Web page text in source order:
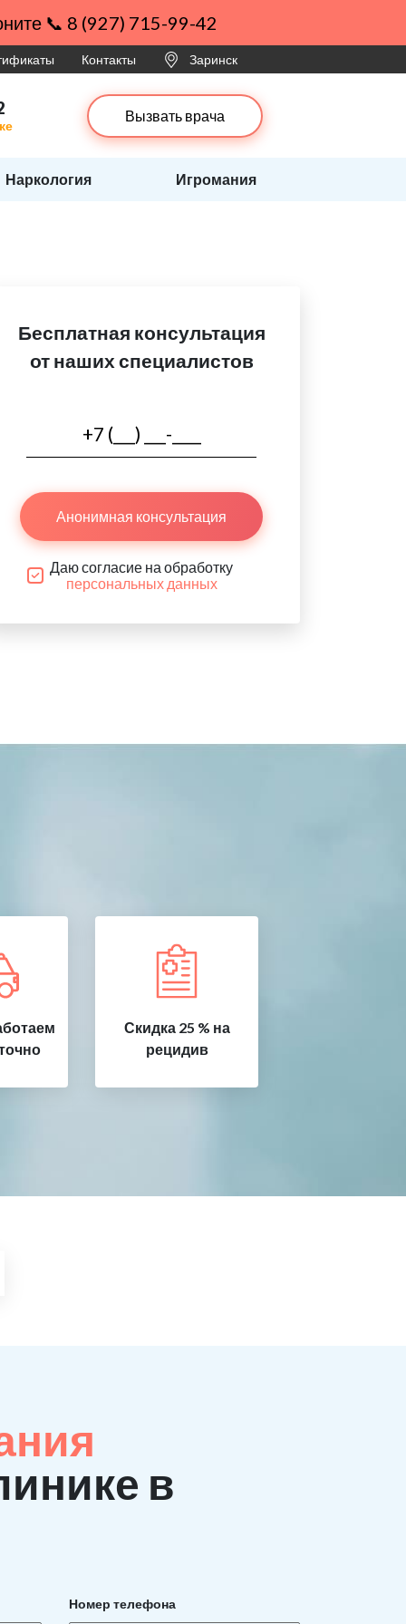
📞 8 (927) 715-99-42
Контакты Заринск
Вызвать врача
Наркология Игромания
Бесплатная консультация
от наших специалистов
Анонимная консультация
Даю согласие на обработку
персональных данных
Скидка 25 % на
рецидив
в
Номер телефона